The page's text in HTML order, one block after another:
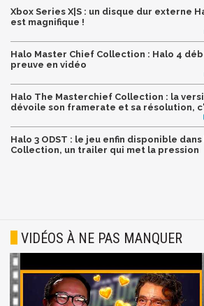
Xbox Series X|S : un disque dur externe
est magnifique !
Halo Master Chief Collection : Halo 4
preuve en vidéo
Halo The Masterchief Collection : la
dévoile son framerate et sa résolution,
Halo 3 ODST : le jeu enfin disponible
Collection, un trailer qui met la pression
VIDÉOS À NE PAS MANQUER